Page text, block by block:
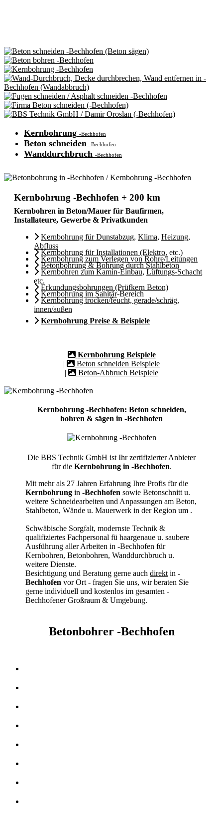
Kernbohrung -Bechhofen
Beton schneiden -Bechhofen
Wanddurchbruch -Bechhofen
Kernbohrung -Bechhofen + 200 km
Kernbohren in Beton/Mauer für Baufirmen,
Installateure, Gewerbe & Privatkunden
Kernbohrung für Dunstabzug, Klima, Heizung,
Abfluss
Kernbohrung für Installationen (Elektro, etc.)
Kernbohrung zum Verlegen von Rohre/Leitungen
Betonbohrung & Bohrung durch Stahlbeton
Kernbohren zum Kamin-Einbau,Lüftungs-Schacht
etc.
Erkundungsbohrungen (Prüfkern Beton)
Kernbohrung im Sanitär-Bereich
Kernbohrung trocken/feucht, gerade/schräg,
innen/außen
Kernbohrung Preise & Beispiele
Kernbohrung Beispiele
|
Beton schneiden Beispiele
|
Beton-Abbruch Beispiele
Kernbohrung -Bechhofen: Beton schneiden,
bohren & sägen in -Bechhofen
Die BBS Technik GmbH ist Ihr zertifizierter Anbieter
für die Kernbohrung in -Bechhofen.
Mit mehr als 27 Jahren Erfahrung Ihre Profis für die
Kernbohrung in-Bechhofen sowie Betonschnitt u.
weitere Schneidearbeiten und Anpassungen am Beton,
Stahlbeton, Wände u. Mauerwerk in der Region um .
Schwäbische Sorgfalt, modernste Technik &
qualifiziertes Fachpersonalfü haargenaue u. saubere
Ausführung aller Arbeitenin -Bechhofen für
Kernbohren, Betonbohren, Wanddurchbruch u.
weitere Dienste.
Besichtigung und Beratung gerne auchdirekt in-
Bechhofen vor Ort - fragen Sie uns, wir beraten Sie
gerne individuell und kostenlos im gesamten -
Bechhofener Großraum & Umgebung.
Betonbohrer -Bechhofen